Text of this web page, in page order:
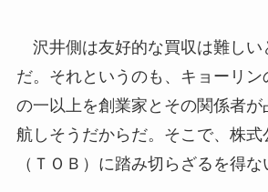
沢井側は友好的な買収は難しい
だ。それというのも、キョーリ
の一以上を創業家とその関係者
航しそうだからだ。そこで、株式
（ＴＯＢ）に踏み切らざるを得な